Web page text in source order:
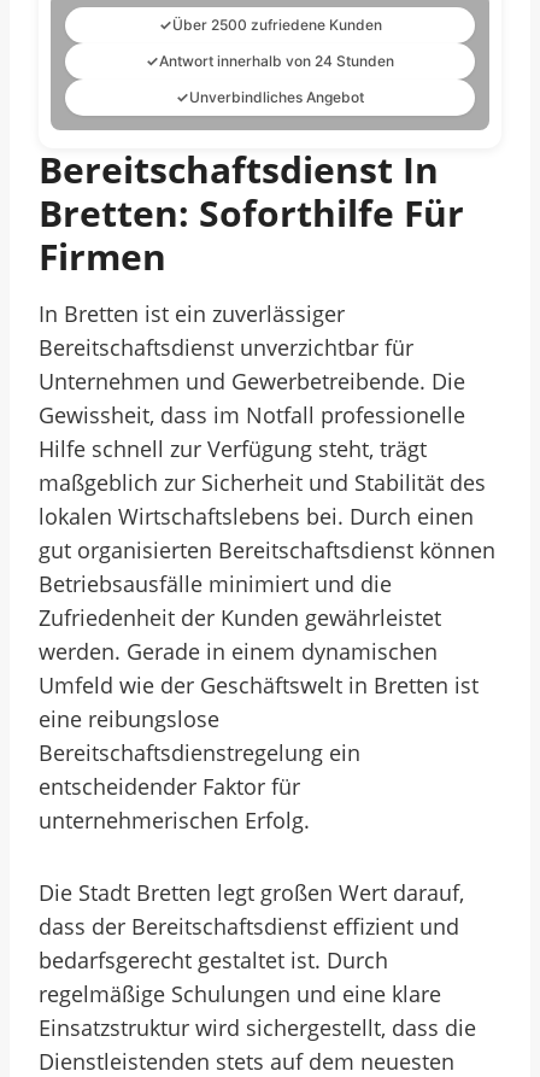
✓Über 2500 zufriedene Kunden
✓Antwort innerhalb von 24 Stunden
✓Unverbindliches Angebot
Bereitschaftsdienst In
Bretten: Soforthilfe Für
Firmen
In Bretten ist ein zuverlässiger
Bereitschaftsdienst unverzichtbar für
Unternehmen und Gewerbetreibende. Die
Gewissheit, dass im Notfall professionelle
Hilfe schnell zur Verfügung steht, trägt
maßgeblich zur Sicherheit und Stabilität des
lokalen Wirtschaftslebens bei. Durch einen
gut organisierten Bereitschaftsdienst können
Betriebsausfälle minimiert und die
Zufriedenheit der Kunden gewährleistet
werden. Gerade in einem dynamischen
Umfeld wie der Geschäftswelt in Bretten ist
eine reibungslose
Bereitschaftsdienstregelung ein
entscheidender Faktor für
unternehmerischen Erfolg.
Die Stadt Bretten legt großen Wert darauf,
dass der Bereitschaftsdienst effizient und
bedarfsgerecht gestaltet ist. Durch
regelmäßige Schulungen und eine klare
Einsatzstruktur wird sichergestellt, dass die
Dienstleistenden stets auf dem neuesten